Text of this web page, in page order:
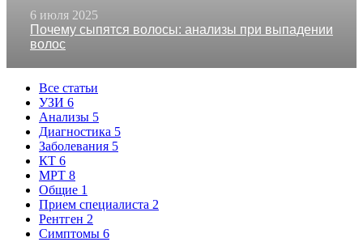
6 июля 2025
Почему сыпятся волосы: анализы при выпадении
волос
Все статьи
УЗИ 6
Анализы 5
Диагностика 5
Заболевания 5
КТ 6
МРТ 8
Общие 1
Прием специалиста 2
Рентген 2
Симптомы 6